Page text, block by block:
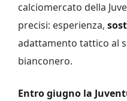
calciomercato della
precisi: esperienza,
adattamento tattico al
bianconero.
Entro giugno la